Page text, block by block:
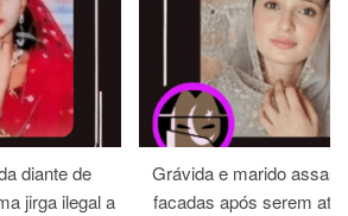
diante de
jirga ilegal a
Grávida e marido
facadas após serem